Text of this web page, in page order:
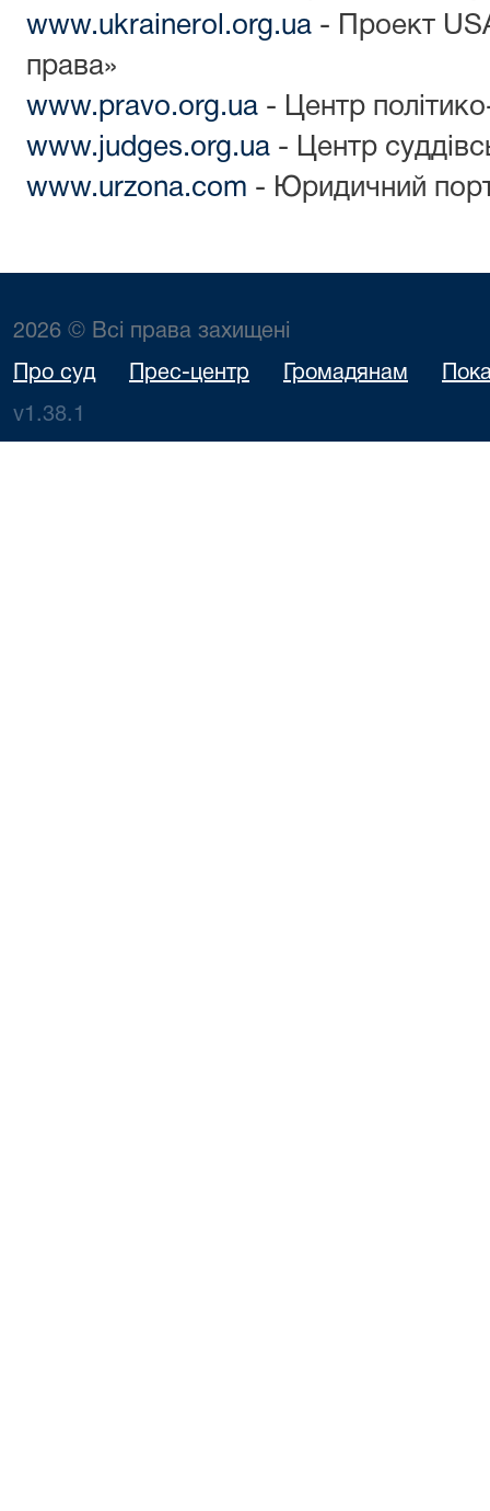
www.ukrainerol.org.ua - Проект
права»
www.pravo.org.ua - Центр
www.judges.org.ua - Центр
www.urzona.com - Юридичний
2026 © Всі права захищені
Про суд Прес-центр Громадянам
v1.38.1